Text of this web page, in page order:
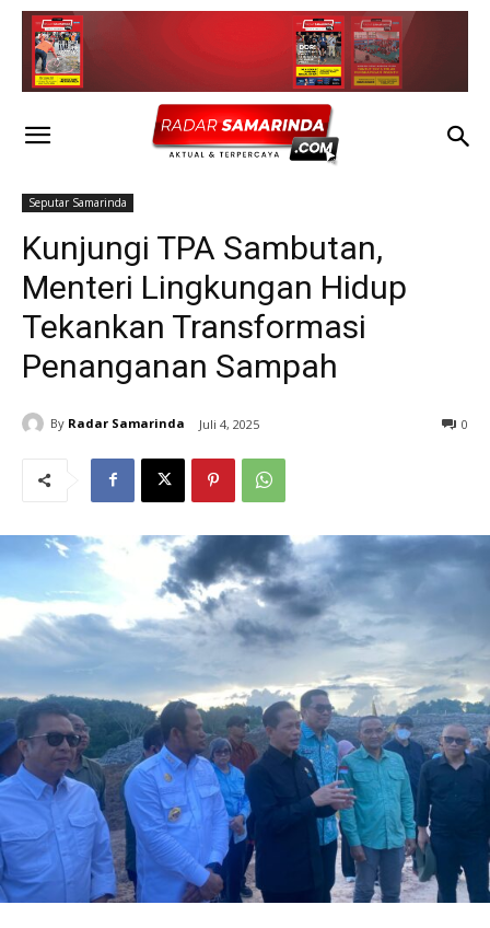
Seputar Samarinda
Kunjungi TPA Sambutan,
Menteri Lingkungan Hidup
Tekankan Transformasi
Penanganan Sampah
By Radar Samarinda Juli 4, 2025 0